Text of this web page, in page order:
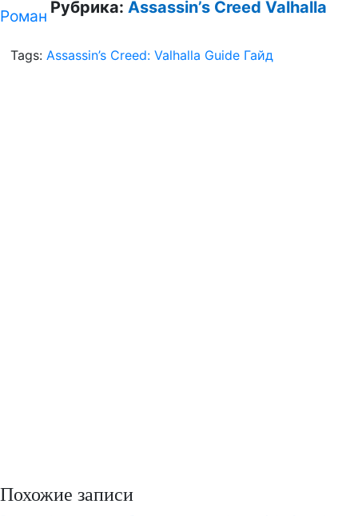
Роман Рубрика: Assassin’s Creed Valhalla
Tags: Assassin’s Creed: Valhalla Guide Гайд
Похожие записи